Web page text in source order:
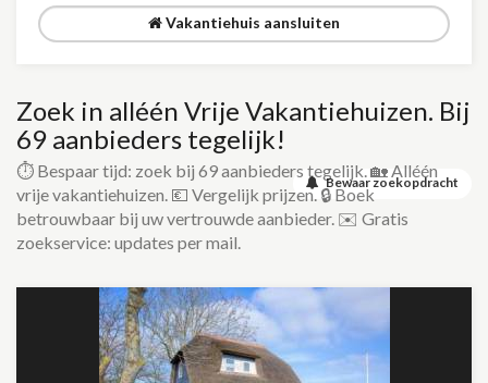
Vakantiehuis aansluiten
Bewaar zoekopdracht
Zoek in alléén Vrije Vakantiehuizen. Bij
69 aanbieders tegelijk!
⏱️ Bespaar tijd: zoek bij 69 aanbieders tegelijk. 🏡 Alléén
vrije vakantiehuizen. 💶 Vergelijk prijzen. 🔒 Boek
betrouwbaar bij uw vertrouwde aanbieder. ✉️ Gratis
zoekservice: updates per mail.